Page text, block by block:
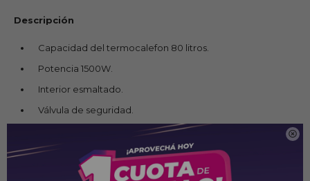

Descripción
Capacidad del termocalefon 80 litros.
Potencia 1500W.
Interior esmaltado.
Válvula de seguridad.
Regulador de temperatura hasta 75°.
Calentamiento en menor tiempo.